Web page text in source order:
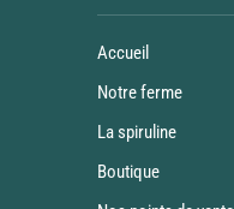
Accueil
Notre ferme
La spiruline
Boutique